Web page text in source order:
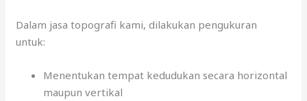
Dalam jasa topografi kami, dilakukan pengukuran
untuk:
Menentukan tempat kedudukan secara horizontal
maupun vertikal